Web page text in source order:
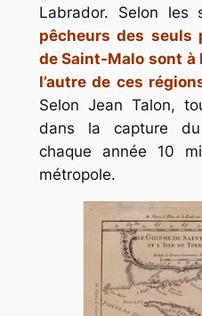
Labrador. Selon les
pêcheurs des seuls
de Saint-Malo sont à
l’autre de ces
Selon Jean Talon,
dans la capture
chaque année 10
métropole.